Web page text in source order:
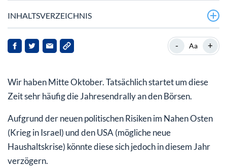
INHALTSVERZEICHNIS
Je aggressiver die Schnäppchenjäger jetzt sind…
Die USA haben das stabilste Wachstum – beste
Aussichten für Anleger
- Aa +
Wir haben Mitte Oktober. Tatsächlich startet um diese
Zeit sehr häufig die Jahresendrally an den Börsen.
Aufgrund der neuen politischen Risiken im Nahen Osten
(Krieg in Israel) und den USA (mögliche neue
Haushaltskrise) könnte diese sich jedoch in diesem Jahr
verzögern.